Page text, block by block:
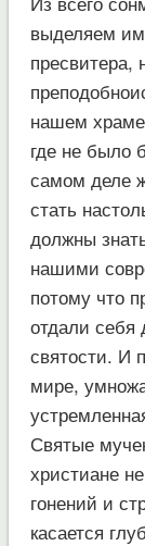
выделяем
пресвитера,
нашем
где не было
самом деле
стать
должны
нашими
потому что
отдали себя
святости. И
мире,
Святые
христиане
гонений и
касается